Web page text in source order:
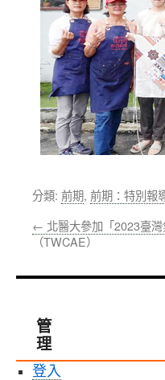
分類: 前期, 前期：特別報
← 北醫大參加「2023臺灣
（TWCAE）
管
理
登入